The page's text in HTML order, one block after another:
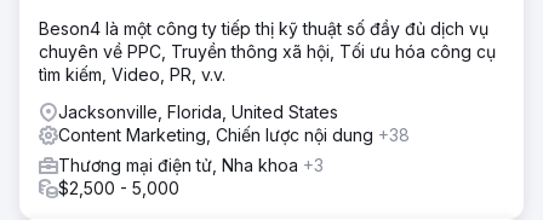
Beson4 là một công ty tiếp thị kỹ thuật số đầy đủ dịch vụ
chuyên về PPC, Truyền thông xã hội, Tối ưu hóa công cụ
tìm kiếm, Video, PR, v.v.
Jacksonville, Florida, United States
Content Marketing, Chiến lược nội dung +38
Thương mại điện tử, Nha khoa +3
$2,500 - 5,000